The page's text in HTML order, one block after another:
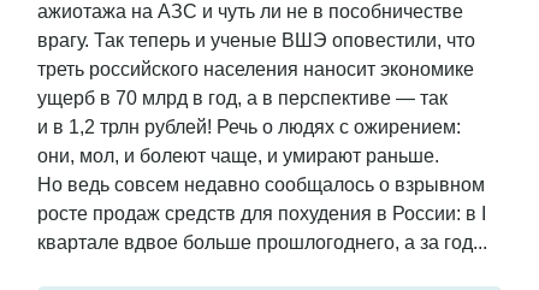
ажиотажа на АЗС и чуть ли не в пособничестве
врагу. Так теперь и ученые ВШЭ оповестили, что
треть российского населения наносит экономике
ущерб в 70 млрд в год, а в перспективе — так
и в 1,2 трлн рублей! Речь о людях с ожирением:
они, мол, и болеют чаще, и умирают раньше.
Но ведь совсем недавно сообщалось о взрывном
росте продаж средств для похудения в России: в I
квартале вдвое больше прошлогоднего, а за год...